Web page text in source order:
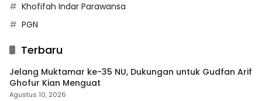
Khofifah Indar Parawansa
PGN
Terbaru
Jelang Muktamar ke-35 NU, Dukungan untuk Gudfan Arif
Ghofur Kian Menguat
Agustus 10, 2026